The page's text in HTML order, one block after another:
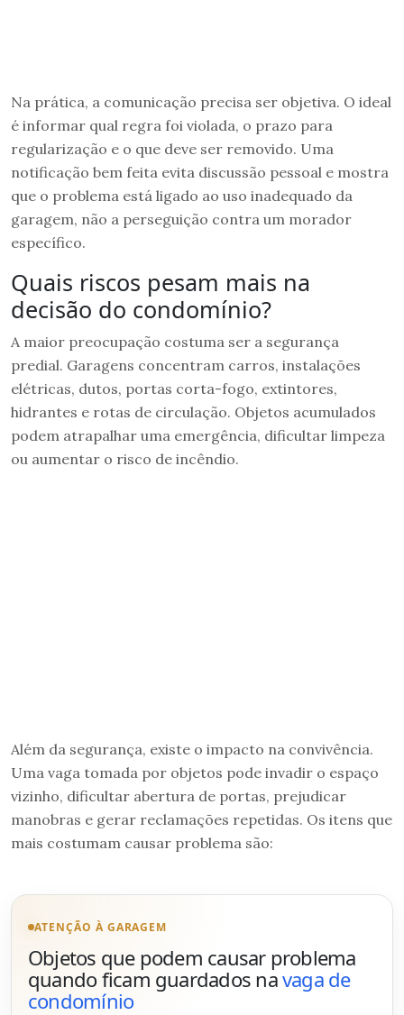
Na prática, a comunicação precisa ser objetiva. O ideal
é informar qual regra foi violada, o prazo para
regularização e o que deve ser removido. Uma
notificação bem feita evita discussão pessoal e mostra
que o problema está ligado ao uso inadequado da
garagem, não a perseguição contra um morador
específico.
Quais riscos pesam mais na
decisão do condomínio?
A maior preocupação costuma ser a segurança
predial. Garagens concentram carros, instalações
elétricas, dutos, portas corta-fogo, extintores,
hidrantes e rotas de circulação. Objetos acumulados
podem atrapalhar uma emergência, dificultar limpeza
ou aumentar o risco de incêndio.
Além da segurança, existe o impacto na convivência.
Uma vaga tomada por objetos pode invadir o espaço
vizinho, dificultar abertura de portas, prejudicar
manobras e gerar reclamações repetidas. Os itens que
mais costumam causar problema são:
ATENÇÃO À GARAGEM
Objetos que podem causar problema
quando ficam guardados navaga de
condomínio